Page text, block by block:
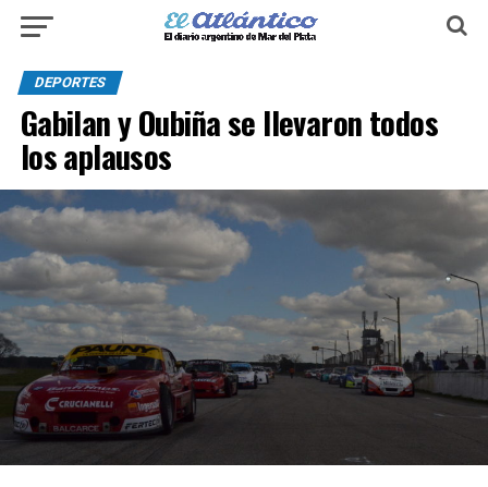
DEPORTES
Gabilan y Oubiña se llevaron todos
los aplausos